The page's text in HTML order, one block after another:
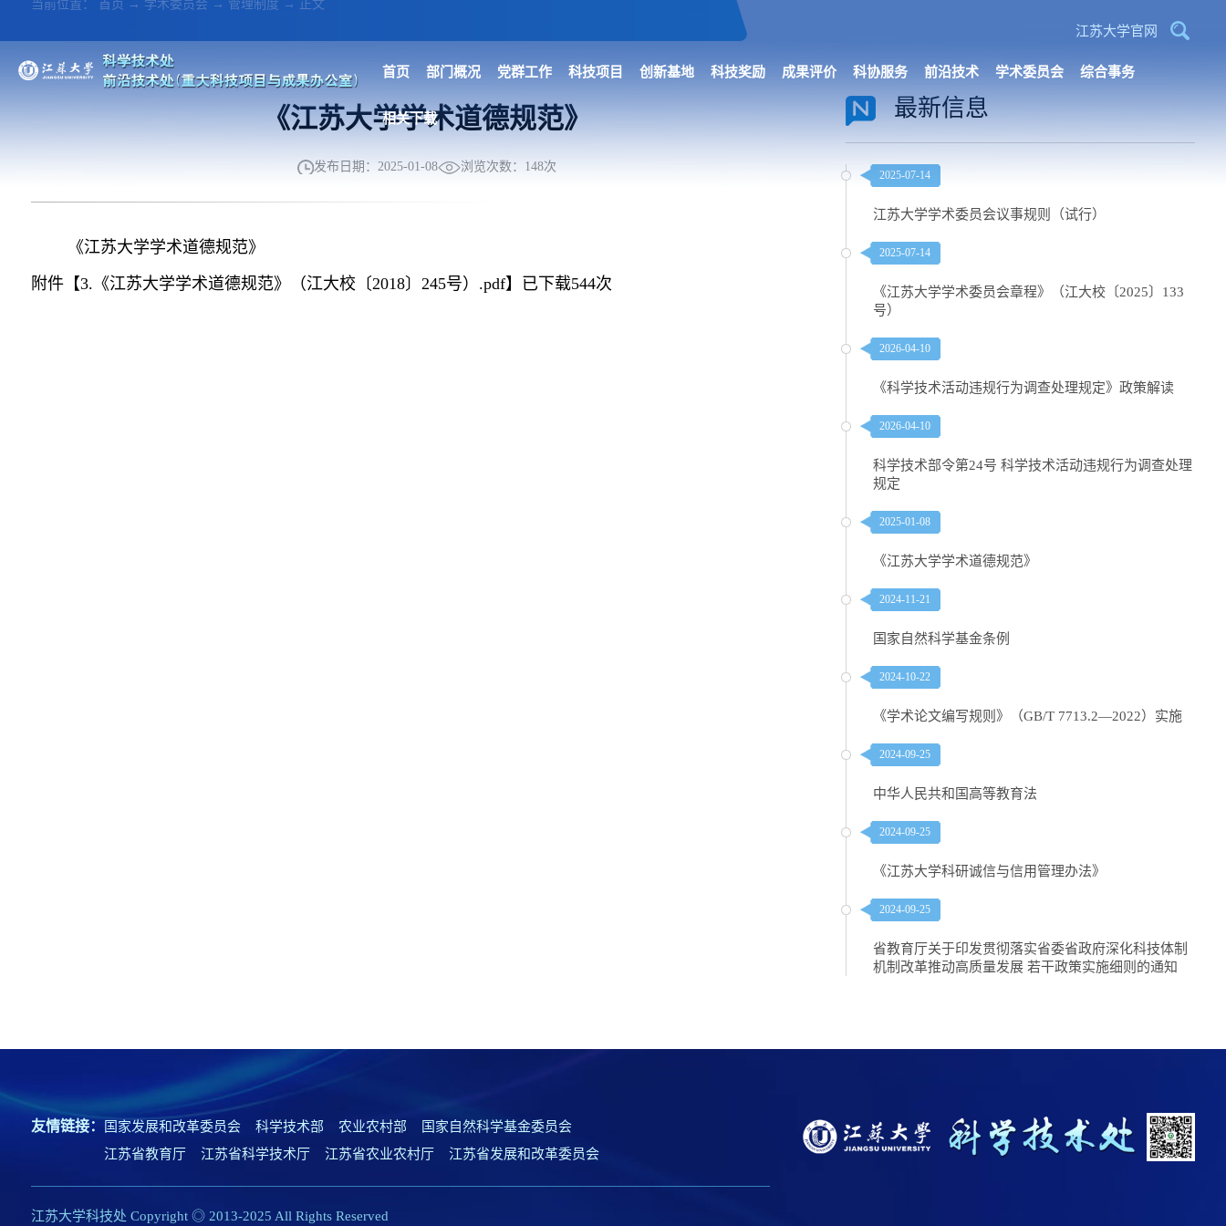
江苏大学官网
首页 部门概况 党群工作 科技项目 创新基地 科技奖励 成果评价 科协服务 前沿技术 学术委员会 综合事务
相关下载
当前位置： 首页 → 学术委员会 → 管理制度 → 正文
《江苏大学学术道德规范》
发布日期：2025-01-08 浏览次数： 148次
《江苏大学学术道德规范》
附件【3.《江苏大学学术道德规范》（江大校〔2018〕245号）.pdf】已下载544次
最新信息
2025-07-14
江苏大学学术委员会议事规则（试行）
2025-07-14
《江苏大学学术委员会章程》（江大校〔2025〕133
号）
2026-04-10
《科学技术活动违规行为调查处理规定》政策解读
2026-04-10
科学技术部令第24号 科学技术活动违规行为调查处理
规定
2025-01-08
《江苏大学学术道德规范》
2024-11-21
国家自然科学基金条例
2024-10-22
《学术论文编写规则》（GB/T 7713.2—2022）实施
2024-09-25
中华人民共和国高等教育法
2024-09-25
《江苏大学科研诚信与信用管理办法》
2024-09-25
省教育厅关于印发贯彻落实省委省政府深化科技体制
机制改革推动高质量发展 若干政策实施细则的通知
友情链接： 国家发展和改革委员会 科学技术部 农业农村部
国家自然科学基金委员会
江苏省教育厅
江苏省科学技术厅 江苏省农业农村厅 江苏省发展和改革委员会
江苏大学科技处 Copyright ◎ 2013-2025 All Rights Reserved